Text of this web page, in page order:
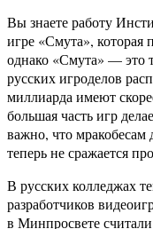
Вы знаете работу
игре «Смута», которая
однако «Смута» — это
русских игроделов
миллиарда имеют
большая часть игр
важно, что мракобесам
теперь не сражается
В русских колледжах
разработчиков
в Минпросвете